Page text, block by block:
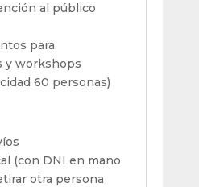
al público
para
y workshops
60 personas)
(con DNI en mano
otra persona